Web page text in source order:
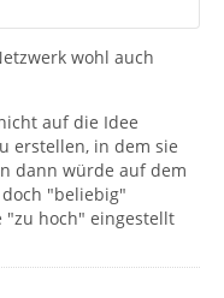
wohl auch
auf die Idee
erstellen, in dem sie
dann würde auf dem
"beliebig"
"zu hoch" eingestellt